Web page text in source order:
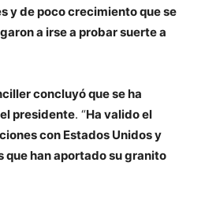
y de poco crecimiento que se
a irse a probar suerte a
concluyó que se ha
presidente. “Ha valido el
con Estados Unidos y
que han aportado su granito